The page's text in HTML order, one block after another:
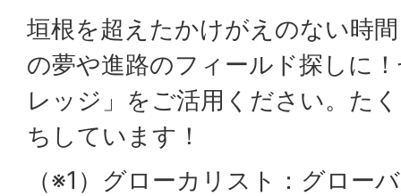
垣根を超えたかけがえのない時
の夢や進路のフィールド探しに
レッジ」をご活用ください。た
ちしています！
（※1）グローカリスト：グロー